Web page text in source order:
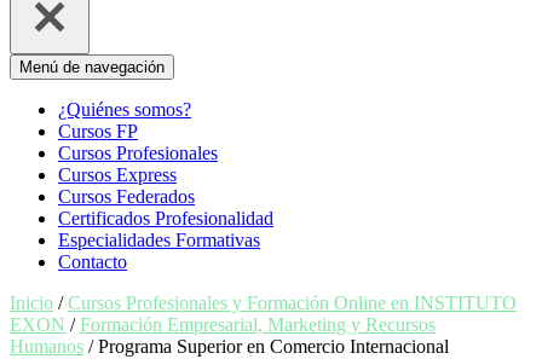
Menú de navegación
¿Quiénes somos?
Cursos FP
Cursos Profesionales
Cursos Express
Cursos Federados
Certificados Profesionalidad
Especialidades Formativas
Contacto
Inicio /Cursos Profesionales y Formación Online en INSTITUTO
EXON /Formación Empresarial, Marketing y Recursos
Humanos / Programa Superior en Comercio Internacional